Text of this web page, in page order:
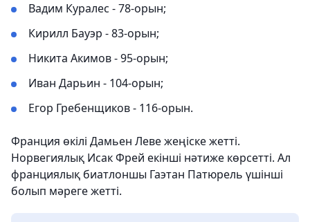
Вадим Куралес - 78-орын;
Кирилл Бауэр - 83-орын;
Никита Акимов - 95-орын;
Иван Дарьин - 104-орын;
Егор Гребенщиков - 116-орын.
Франция өкілі Дамьен Леве жеңіске жетті.
Норвегиялық Исак Фрей екінші нәтиже көрсетті. Ал
франциялық биатлоншы Гаэтан Патюрель үшінші
болып мәреге жетті.